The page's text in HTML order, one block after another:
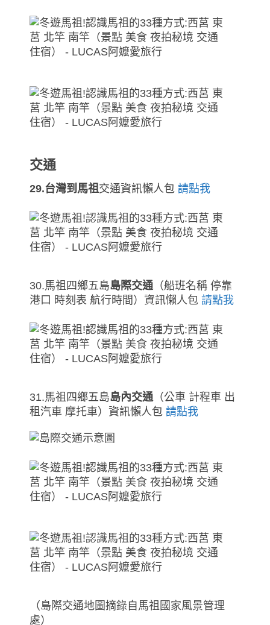
交通
29.台灣到馬祖 交通資訊懶人包 請點我
30.馬祖四鄉五島島際交通 （船班名稱 停靠
港口 時刻表 航行時間）資訊懶人包 請點我
31.馬祖四鄉五島島內交通 （公車 計程車 出
租汽車 摩托車）資訊懶人包 請點我
（島際交通地圖摘錄自馬祖國家風景管理
處）